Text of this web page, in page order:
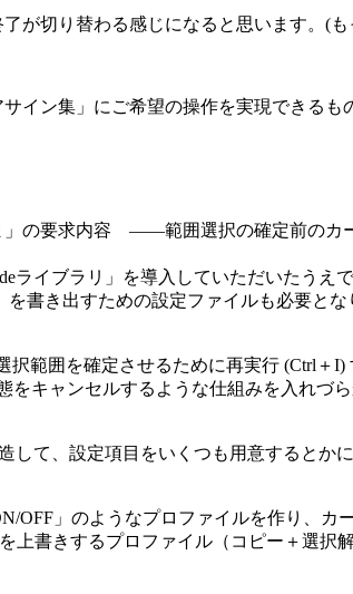
が切り替わる感じになると思います。(
イン集」にご希望の操作を実現できるも
の要求内容 ――範囲選択の確定前のカ
ライブラリ」を導入していただいたう
書き出すための設定ファイルも必要と
範囲を確定させるために再実行 (Ctrl＋
キャンセルするような仕組みを入れづ
して、設定項目をいくつも用意すると
」のようなプロファイルを作り、カ
上書きするプロファイル（コピー＋選